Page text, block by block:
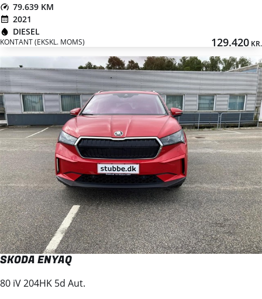
79.639 KM
2021
DIESEL
KONTANT (EKSKL. MOMS) 129.420 KR.
SKODA ENYAQ
80 iV 204HK 5d Aut.